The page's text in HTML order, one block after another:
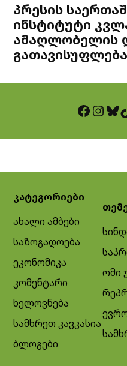
პრესის
ინსტიტუტი
ამაღლობელის
Facebook InstagramBluesky TikTok
კატეგორიები
ახალი ამბები
საზოგადოება
ეკონომიკა
კომენტარი
ხელოვნება
სამხრეთ კავკასია
ბლოგები
ომი